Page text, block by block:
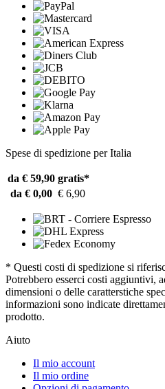
Spese di spedizione per Italia
da € 59,90 gratis*
da € 0,00 € 6,90
* Questi costi di spedizione si
Potrebbero esserci costi aggiuntivi,
dimensioni o delle caratterstiche
informazioni sono indicate
prodotto.
Aiuto
Il mio account
Il mio ordine